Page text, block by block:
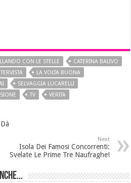
CON LE STELLE
CATERINA BALIVO
LA VOLTA BUONA
SELVAGGIA LUCARELLI
TV VERITA
Next
Isola Dei Famosi Concorrenti:
Svelate Le Prime Tre Naufraghe!